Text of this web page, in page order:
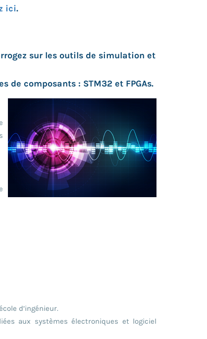
ici.
sur les outils de simulation et
composants : STM32 et FPGAs.
d’ingénieur.
aux systèmes électroniques et logiciel